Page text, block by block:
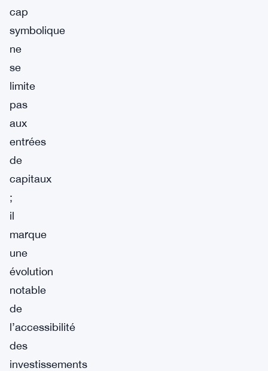
cap
symbolique
ne
se
limite
pas
aux
entrées
de
capitaux
;
il
marque
une
évolution
notable
de
l’accessibilité
des
investissements